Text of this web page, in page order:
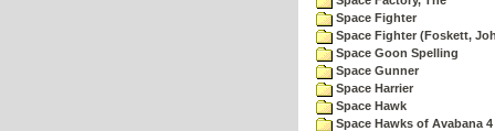
Space Fighter
Space Fighter (Foskett,
Space Goon Spelling
Space Gunner
Space Harrier
Space Hawk
Space Hawks of Avabana 4